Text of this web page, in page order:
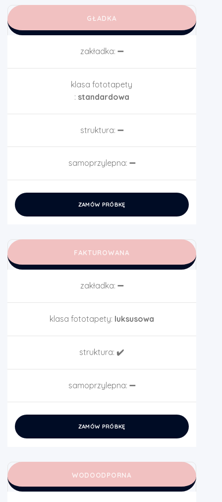
GŁADKA
zakładka: ➖
klasa fototapety
: standardowa
struktura: ➖
samoprzylepna: ➖
ZAMÓW PRÓBKĘ
FAKTUROWANA
zakładka: ➖
klasa fototapety: luksusowa
struktura: ✔️
samoprzylepna: ➖
ZAMÓW PRÓBKĘ
WODOODPORNA